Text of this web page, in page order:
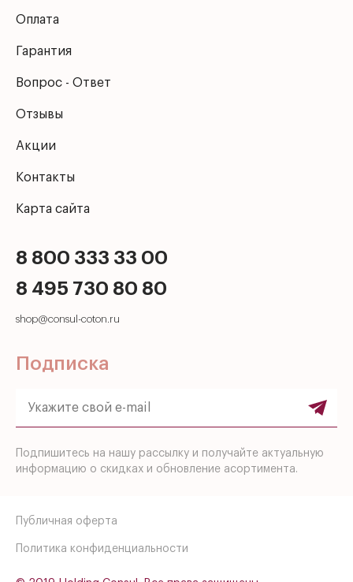
Оплата
Гарантия
Вопрос - Ответ
Отзывы
Акции
Контакты
Карта сайта
8 800 333 33 00
8 495 730 80 80
shop@consul-coton.ru
Подписка
Подпишитесь на нашу рассылку и получайте актуальную
информацию о скидках и обновление асортимента.
Публичная оферта
Политика конфиденциальности